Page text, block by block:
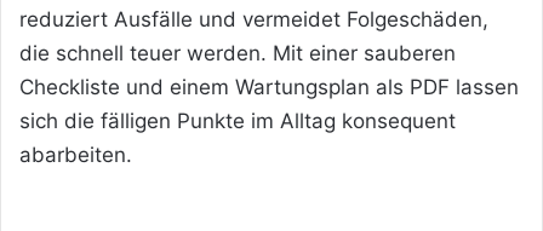
reduziert Ausfälle und vermeidet Folgeschäden,
die schnell teuer werden. Mit einer sauberen
Checkliste und einem Wartungsplan als PDF lassen
sich die fälligen Punkte im Alltag konsequent
abarbeiten.